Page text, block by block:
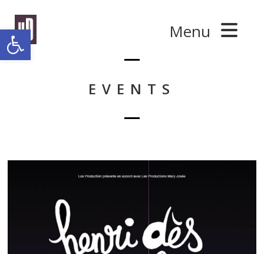
Ouvrir la barre d’outils
Menu
EVENTS